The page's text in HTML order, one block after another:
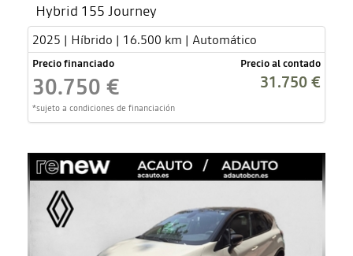
Hybrid 155 Journey
2025 | Híbrido | 16.500 km | Automático
Precio financiado
30.750 €
*sujeto a condiciones de financiación
Precio al contado
31.750 €